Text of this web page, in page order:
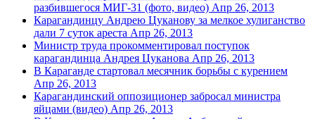
разбившегося МИГ-31 (фото, видео) Апр 26, 2013
Карагандинцу Андрею Цуканову за мелкое хулиганство
дали 7 суток ареста Апр 26, 2013
Министр труда прокомментировал поступок
карагандинца Андрея Цуканова Апр 26, 2013
В Караганде стартовал месячник борьбы с курением
Апр 26, 2013
Карагандинский оппозиционер забросал министра
яйцами (видео) Апр 26, 2013